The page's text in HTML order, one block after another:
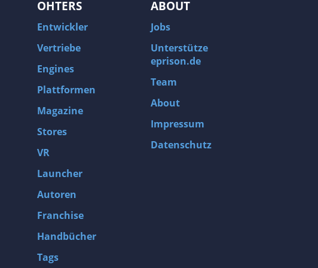
OHTERS
Entwickler
Vertriebe
Engines
Plattformen
Magazine
Stores
VR
Launcher
Autoren
Franchise
Handbücher
Tags
ABOUT
Jobs
Unterstütze
eprison.de
Team
About
Impressum
Datenschutz